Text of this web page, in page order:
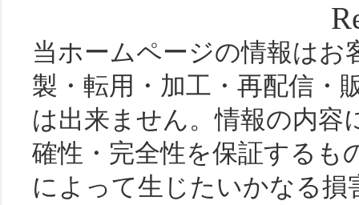
当ホームページの情報はお
製・転用・加工・再配信・
は出来ません。情報の内容
確性・完全性を保証するも
によって生じたいかなる